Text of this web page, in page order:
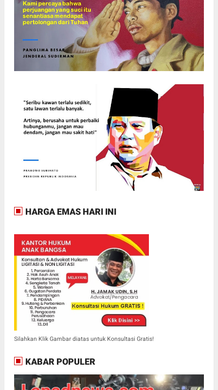
HARGA EMAS HARI INI
Silahkan Klik Gambar diatas untuk Konsultasi Gratis!
KABAR POPULER